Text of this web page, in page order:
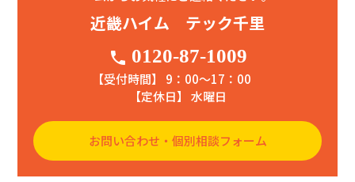
近畿ハイム テック千里
phone 0120-87-1009
【受付時間】 9：00〜17：00
【定休日】 水曜日
お問い合わせ・個別相談フォーム